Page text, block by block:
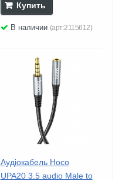
Купить
В наличии (арт:2115612)
Аудіокабель Hoco
UPA20 3.5 audio Male to